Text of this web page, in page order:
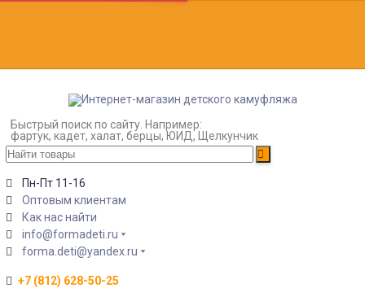
Быстрый поиск по сайту. Например:
фартук, кадет, халат, берцы, ЮИД, Щелкунчик
Пн-Пт 11-16
Оптовым клиентам
Как нас найти
info@formadeti.ru
forma.deti@yandex.ru
+7 (812) 628-50-25